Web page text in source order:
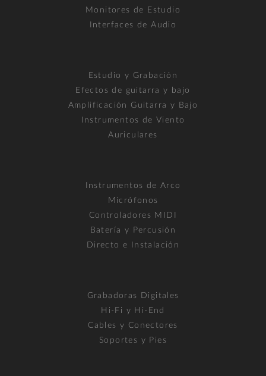
Monitores de Estudio
Interfaces de Audio
Estudio y Grabación
Efectos de guitarra y bajo
Amplificación Guitarra y Bajo
Instrumentos de Viento
Auriculares
Instrumentos de Arco
Micrófonos
Controladores MIDI
Batería y Percusión
Directo e Instalación
Grabadoras Digitales
Hi-Fi y Hi-End
Cables y Conectores
Soportes y Pies